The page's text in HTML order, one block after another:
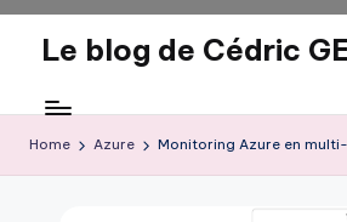
content
Le blog de Cédric
Home Azure Monitoring Azure en